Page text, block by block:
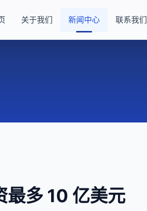
关于我们 新闻中心 联系我们
最多 10 亿美元